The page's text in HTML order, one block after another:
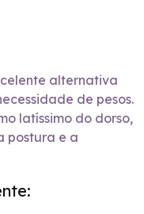
alternativa
de pesos.
latíssimo do dorso,
postura e a